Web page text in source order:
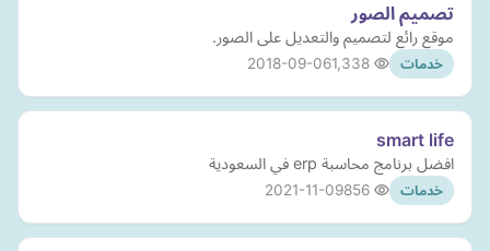
تصميم الصور
موقع رائع لتصميم والتعديل على الصور.
خدمات 2018-09-06
smart life
افضل برنامج محاسبة erp في السعودية
خدمات 2021-11-09